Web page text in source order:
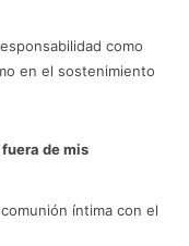
como
en el sostenimiento
de mis
íntima con el